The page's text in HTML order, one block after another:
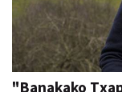
"Banakako